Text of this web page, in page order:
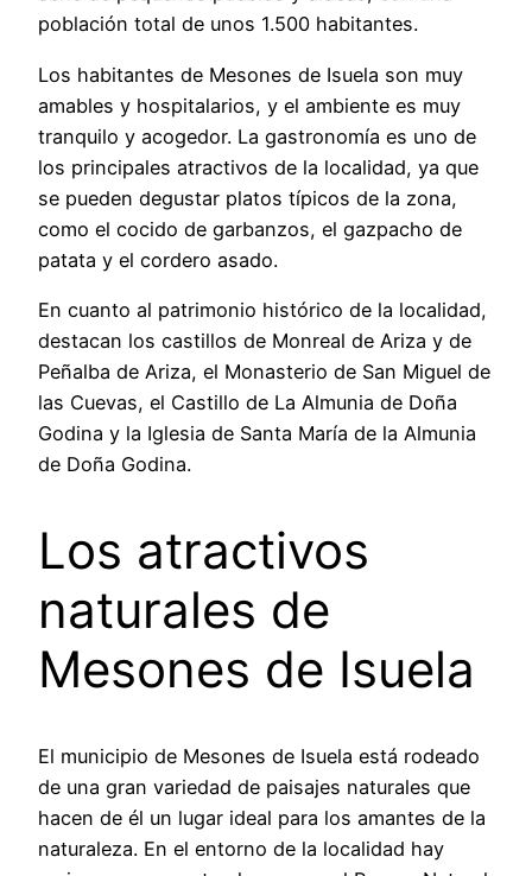
población total de unos 1.500 habitantes.
Los habitantes de Mesones de Isuela son muy
amables y hospitalarios, y el ambiente es muy
tranquilo y acogedor. La gastronomía es uno de
los principales atractivos de la localidad, ya que
se pueden degustar platos típicos de la zona,
como el cocido de garbanzos, el gazpacho de
patata y el cordero asado.
En cuanto al patrimonio histórico de la localidad,
destacan los castillos de Monreal de Ariza y de
Peñalba de Ariza, el Monasterio de San Miguel de
las Cuevas, el Castillo de La Almunia de Doña
Godina y la Iglesia de Santa María de la Almunia
de Doña Godina.
Los atractivos
naturales de
Mesones de Isuela
El municipio de Mesones de Isuela está rodeado
de una gran variedad de paisajes naturales que
hacen de él un lugar ideal para los amantes de la
naturaleza. En el entorno de la localidad hay